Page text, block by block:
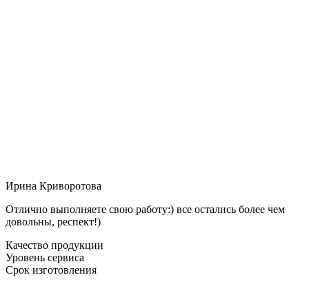
Ирина Криворотова
Отлично выполняете свою работу:) все остались более чем
довольны, респект!)
Качество продукции
Уровень сервиса
Срок изготовления